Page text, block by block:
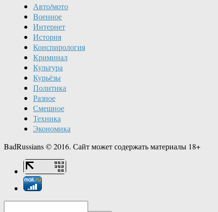
Авто/мото
Военное
Интернет
История
Конспирология
Криминал
Культура
Курьёзы
Политика
Разное
Смешное
Техника
Экономика
BadRussians © 2016. Сайт может содержать материалы 18+